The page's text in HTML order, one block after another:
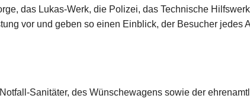
das Lukas-Werk, die Polizei, das Technische
vor und geben so einen Einblick, der Besucher jedes
Sanitäter, des Wünschewagens sowie der